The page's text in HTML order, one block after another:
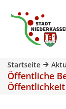
Startseite
Öffentliche
Öffentlichkeit